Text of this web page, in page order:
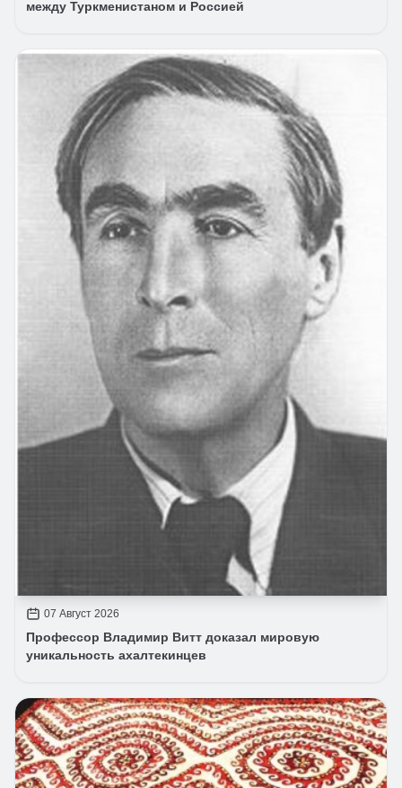
между Туркменистаном и Россией
07 Август 2026
Профессор Владимир Витт доказал мировую
уникальность ахалтекинцев